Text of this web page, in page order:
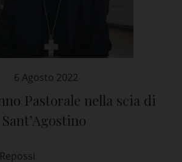
6 Agosto 2022
Pastorale nella scia di
Sant’Agostino